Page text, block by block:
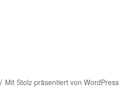
Mit Stolz präsentiert von WordPress